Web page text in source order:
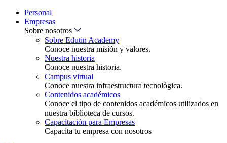
Personal
Empresas
Sobre nosotros
Sobre Edutin Academy
Conoce nuestra misión y valores.
Nuestra historia
Conoce nuestra historia.
Campus virtual
Conoce nuestra infraestructura tecnológica.
Contenidos académicos
Conoce el tipo de contenidos académicos utilizados en
nuestra biblioteca de cursos.
Capacitación para Empresas
Capacita tu empresa con nosotros